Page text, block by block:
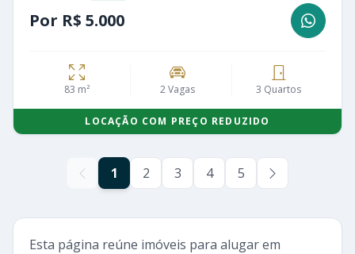
Por R$ 5.000
83 m² 2 Vagas 3 Quartos
LOCAÇÃO COM PREÇO REDUZIDO
1 2 3 4 5
Esta página reúne imóveis para alugar em